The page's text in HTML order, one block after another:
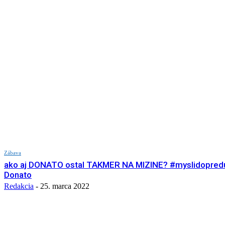
Zábava
ako aj DONATO ostal TAKMER NA MIZINE?
Donato
Redakcia - 25. marca 2022